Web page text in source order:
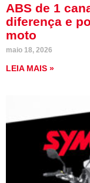
ABS de 1
diferença e
moto
maio 18, 2026
LEIA MAIS »